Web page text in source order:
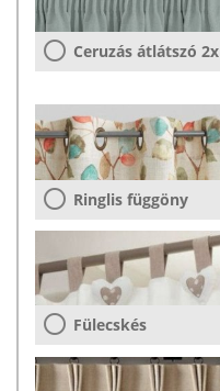
Ceruzás átlátszó 2x
Ringlis függöny
Fülecskés